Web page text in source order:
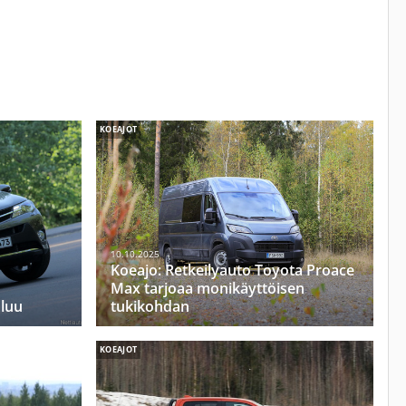
KOEAJOT
10.10.2025
Koeajo: Retkeilyauto Toyota Proace
Max tarjoaa monikäyttöisen
tukikohdan
KOEAJOT